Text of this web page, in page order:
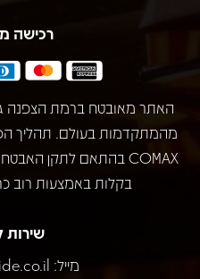
רכישה
מהמתקדמות בעולם. תהליך
בקלות באמצעות רוב
שירות
מייל: